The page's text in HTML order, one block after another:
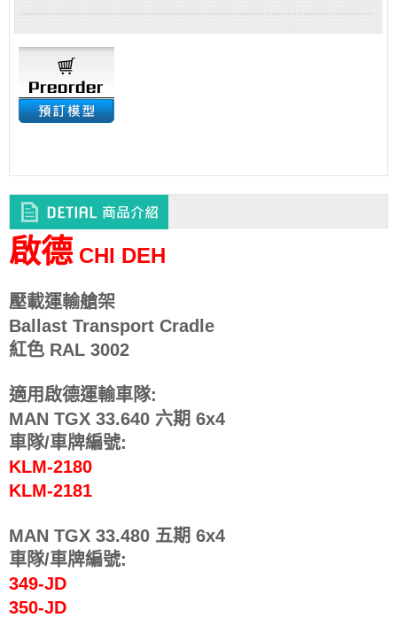
啟德 CHI DEH
壓載運輸艙架
Ballast Transport Cradle
紅色 RAL 3002
適用啟德運輸車隊:
MAN TGX 33.640 六期 6x4
車隊/車牌編號:
KLM-2180
KLM-2181
MAN TGX 33.480 五期 6x4
車隊/車牌編號:
349-JD
350-JD